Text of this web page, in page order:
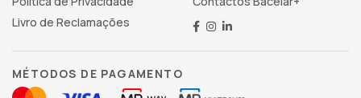
Livro de Reclamações
MÉTODOS DE PAGAMENTO